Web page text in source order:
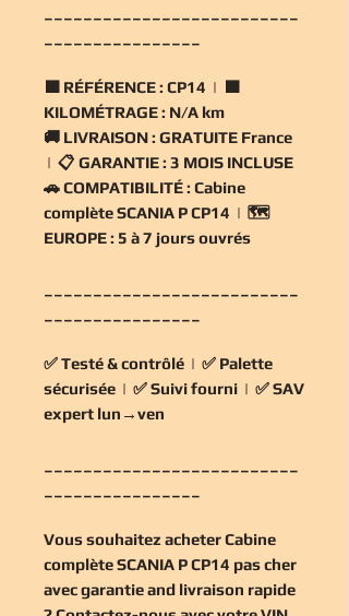
🟧 RÉFÉRENCE : CP14 | 🟧
KILOMÉTRAGE : N/A km
🚚 LIVRAISON : GRATUITE France
| 📋 GARANTIE : 3 MOIS INCLUSE
🚗COMPATIBILITÉ : Cabine
complète SCANIA P CP14 | 🗺️
EUROPE : 5 à 7 jours ouvrés
✅Testé & contrôlé | ✅ Palette
sécurisée | ✅Suivi fourni | ✅SAV
expert lun→ven
Vous souhaitez acheter Cabine
complète SCANIA P CP14 pas cher
avec garantie and livraison rapide